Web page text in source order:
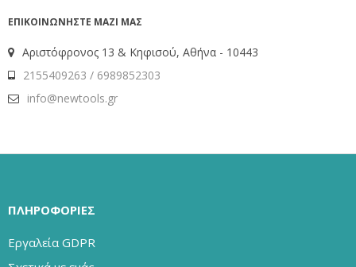
Αριστόφρονος 13 & Κηφισού, Αθήνα - 10443
2155409263 / 6989852303
info@newtools.gr
ΠΛΗΡΟΦΟΡΊΕΣ
Εργαλεία GDPR